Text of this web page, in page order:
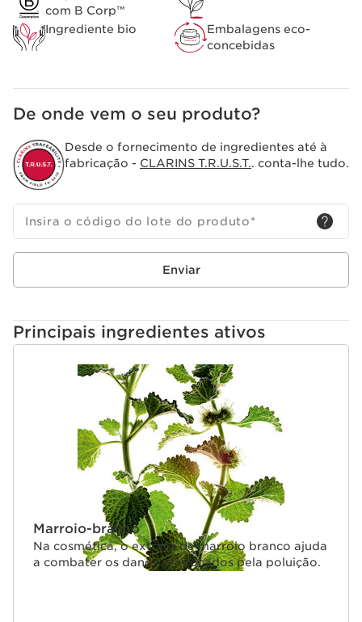
com B Corp™
Ingrediente bio
Embalagens eco-
concebidas
De onde vem o seu produto?
Desde o fornecimento de ingredientes até à
fabricação - CLARINS T.R.U.S.T.. conta-lhe tudo.
Insira o código do lote do produto*
Enviar
Principais ingredientes ativos
SALTAR PARA O CONTEÚDO
Marroio-branco
Na cosmética, o extrato de marroio branco ajuda
a combater os danos provocados pela poluição.